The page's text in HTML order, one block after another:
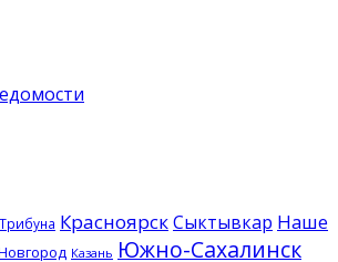
Трибуна КрасноярскСыктывкар Наше
Казань Южно-Сахалинск